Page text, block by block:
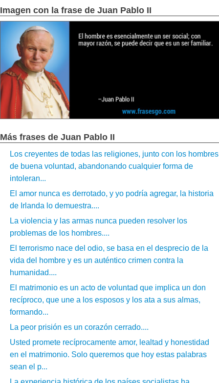
Imagen con la frase de Juan Pablo II
Más frases de Juan Pablo II
Los creyentes de todas las religiones, junto con los hombres
de buena voluntad, abandonando cualquier forma de
intoleran...
El amor nunca es derrotado, y yo podría agregar, la historia
de Irlanda lo demuestra....
La violencia y las armas nunca pueden resolver los
problemas de los hombres....
El terrorismo nace del odio, se basa en el desprecio de la
vida del hombre y es un auténtico crimen contra la
humanidad....
El matrimonio es un acto de voluntad que implica un don
recíproco, que une a los esposos y los ata a sus almas,
formando...
La peor prisión es un corazón cerrado....
Usted promete recíprocamente amor, lealtad y honestidad
en el matrimonio. Solo queremos que hoy estas palabras
sean el p...